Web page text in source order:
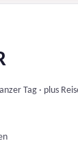
Tag · plus